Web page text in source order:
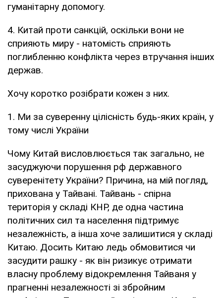
гуманітарну допомогу.
4. Китай проти санкцій, оскільки вони не
сприяють миру - натомість сприяють
поглибленню конфлікта через втручання інших
держав.
Хочу коротко розібрати кожен з них.
1. Ми за суверенну цілісність будь-яких країн, у
тому числі України
Чому Китай висловлюється так загально, не
засуджуючи порушення рф державного
суверенітету України? Причина, на мій погляд,
прихована у Тайвані. Тайвань - спірна
територія у складі КНР, де одна частина
політичних сил та населення підтримує
незалежність, а інша хоче залишитися у складі
Китаю. Досить Китаю ледь обмовитися чи
засудити рашку - як він ризикує отримати
власну проблему відокремлення Тайваня у
прагненні незалежності зі збройним